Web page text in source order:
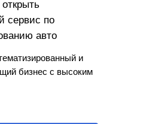
сервис по
авто
и
бизнес с высоким